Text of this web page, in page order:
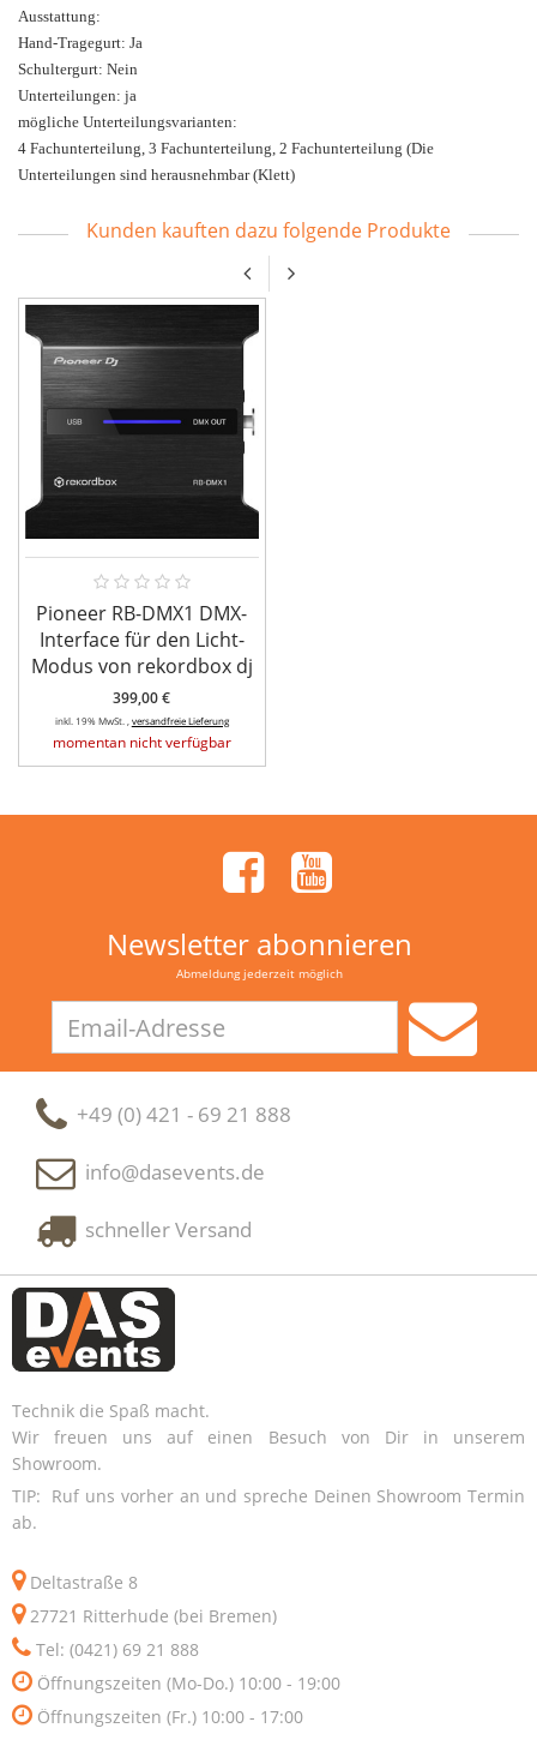
Ausstattung:
Hand-Tragegurt: Ja
Schultergurt: Nein
Unterteilungen: ja
mögliche Unterteilungsvarianten:
4 Fachunterteilung, 3 Fachunterteilung, 2 Fachunterteilung (Die
Unterteilungen sind herausnehmbar (Klett)
Kunden kauften dazu folgende Produkte
Pioneer RB-DMX1 DMX-
Interface für den Licht-
Modus von rekordbox dj
399,00 €
inkl. 19% MwSt. , versandfreie Lieferung
momentan nicht verfügbar
Newsletter abonnieren
Abmeldung jederzeit möglich
Adresse
+49 (0) 421 - 69 21 888
info@dasevents.de
schneller Versand
Technik die Spaß macht.
Wir freuen uns auf einen Besuch von Dir in unserem
Showroom.
TIP: Ruf uns vorher an und spreche Deinen Showroom Termin
ab.
Deltastraße 8
27721 Ritterhude (bei Bremen)
Tel: (0421) 69 21 888
Öffnungszeiten (Mo-Do.) 10:00 - 19:00
Öffnungszeiten (Fr.) 10:00 - 17:00